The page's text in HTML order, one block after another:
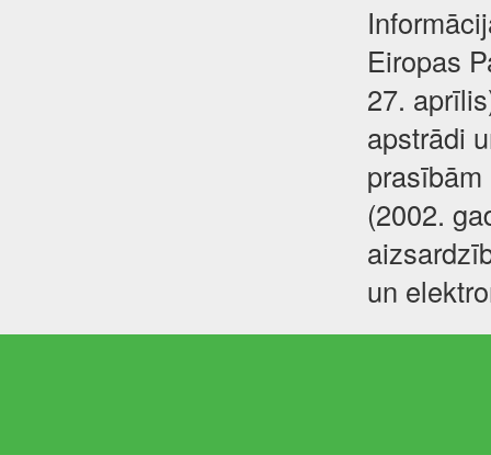
Eiropas
27.
apstrādi
(2002.
un